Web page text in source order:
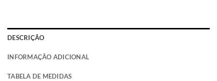
DESCRIÇÃO
INFORMAÇÃO ADICIONAL
TABELA DE MEDIDAS